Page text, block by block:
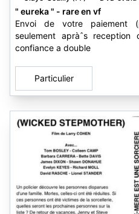
" eureka " - rare en vf
Envoi de votre paiement
seulement apràˆs
confiance a double
Particulier